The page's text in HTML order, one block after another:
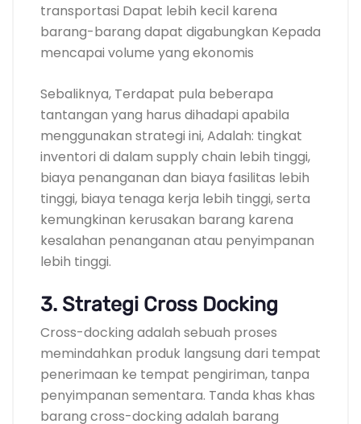
transportasi Dapat lebih kecil karena
barang-barang dapat digabungkan Kepada
mencapai volume yang ekonomis
Sebaliknya, Terdapat pula beberapa
tantangan yang harus dihadapi apabila
menggunakan strategi ini, Adalah: tingkat
inventori di dalam supply chain lebih tinggi,
biaya penanganan dan biaya fasilitas lebih
tinggi, biaya tenaga kerja lebih tinggi, serta
kemungkinan kerusakan barang karena
kesalahan penanganan atau penyimpanan
lebih tinggi.
3. Strategi Cross Docking
Cross-docking adalah sebuah proses
memindahkan produk langsung dari tempat
penerimaan ke tempat pengiriman, tanpa
penyimpanan sementara. Tanda khas khas
barang cross-docking adalah barang